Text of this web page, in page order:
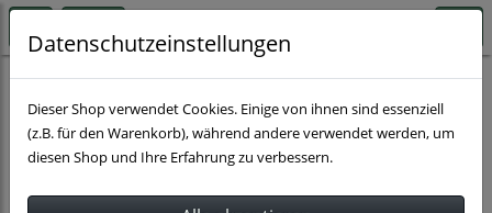
Schlauchverbindung Normaquick
Datenschutzeinstellungen
Dieser Shop verwendet Cookies. Einige von ihnen sind essenziell
(z.B. für den Warenkorb), während andere verwendet werden, um
diesen Shop und Ihre Erfahrung zu verbessern.